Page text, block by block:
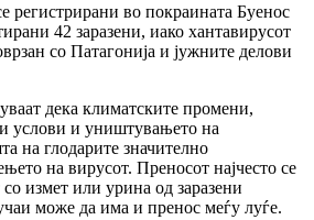
регистрирани во покраината Буенос
42 заразени, иако хантавирусот
со Патагонија и јужните делови
дека климатските промени,
услови и уништувањето на
на глодарите значително
на вирусот. Преносот најчесто се
измет или урина од заразени
може да има и пренос меѓу луѓе.